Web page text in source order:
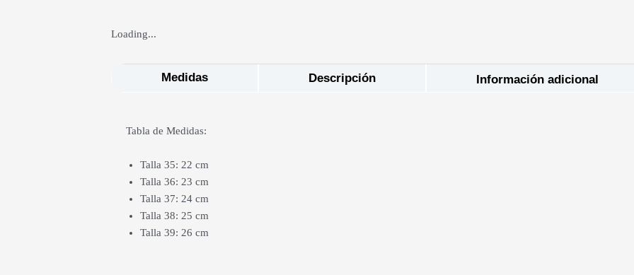
Loading...
Medidas Descripción Información adicional
Tabla de Medidas:
Talla 35: 22 cm
Talla 36: 23 cm
Talla 37: 24 cm
Talla 38: 25 cm
Talla 39: 26 cm